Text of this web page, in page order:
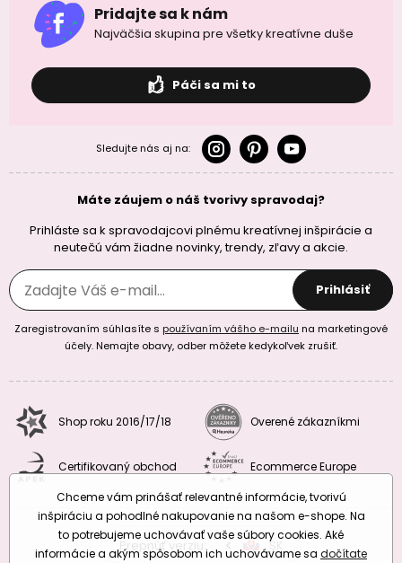
Pridajte sa k nám
Najväčšia skupina pre všetky kreatívne duše
Páči sa mi to
Sledujte nás aj na:
Máte záujem o náš tvorivy spravodaj?
Prihláste sa k spravodajcovi plnému kreatívnej inšpirácie a
neutečú vám žiadne novinky, trendy, zľavy a akcie.
Prihlásiť
Zaregistrovaním súhlasíte s používaním vášho e-mailu na marketingové
účely. Nemajte obavy, odber môžete kedykoľvek zrušiť.
Shop roku 2016/17/18 Overené zákazníkmi
Certifikovaný obchod Ecommerce Europe
Prepnúť verziu: CZSK
Chceme vám prinášať relevantné informácie, tvorivú
inšpiráciu a pohodlné nakupovanie na našom e-shope. Na
to potrebujeme uchovávať vaše súbory cookies. Aké
informácie a akým spôsobom ich uchovávame sa dočítate